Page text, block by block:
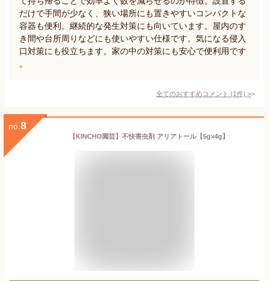
だけで手間が少なく、狭い場所にも置きやすいコンパクトな
容器も便利。継続的な発生対策にも向いています。屋内のす
き間や台所周りなどにも使いやすい仕様です。気になる侵入
口対策にも役立ちます。家の中の対策にも安心で便利用です
。
全てのおすすめコメント (1件) >
no. 8
【KINCHO園芸】不快害虫剤 アリアトール【5g×4g】